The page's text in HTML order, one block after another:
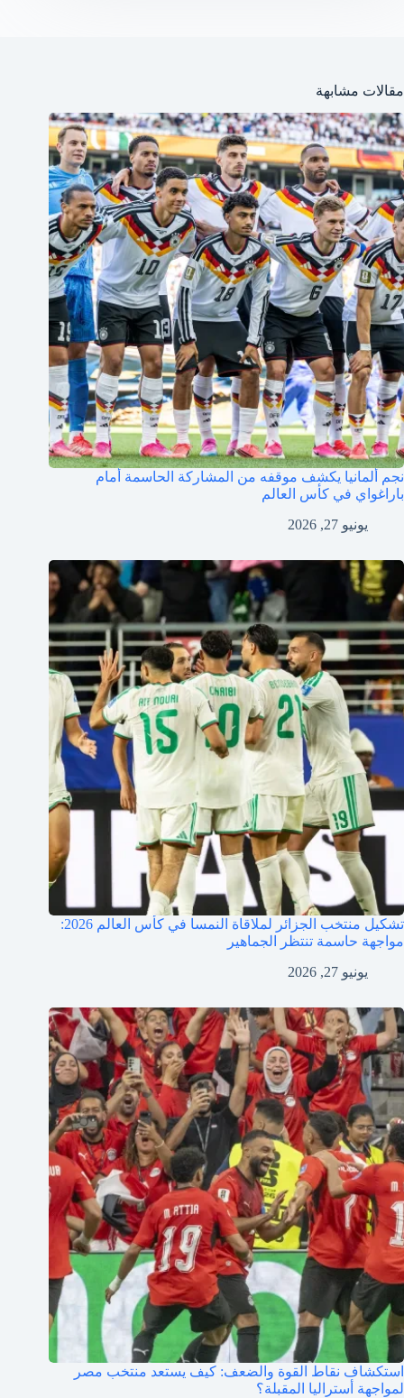
مقالات مشابهة
نجم ألمانيا يكشف موقفه من المشاركة الحاسمة أمام
باراغواي في كأس العالم
يونيو 27, 2026
تشكيل منتخب الجزائر لملاقاة النمسا في كأس العالم 2026:
مواجهة حاسمة تنتظر الجماهير
يونيو 27, 2026
استكشاف نقاط القوة والضعف: كيف يستعد منتخب مصر
لمواجهة أستراليا المقبلة؟